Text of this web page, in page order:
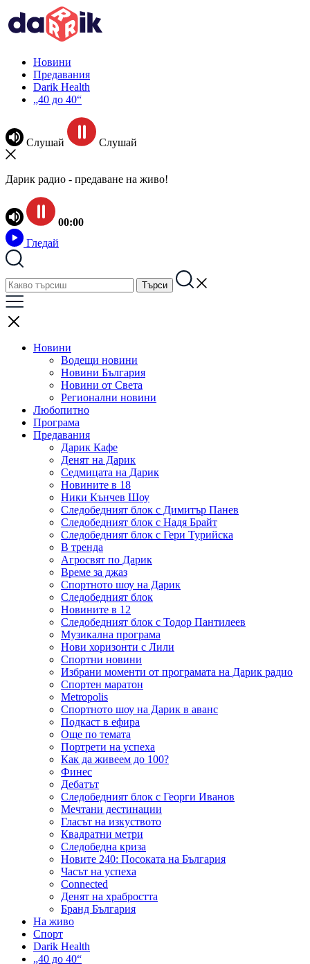
Новини
Предавания
Darik Health
„40 до 40“
Слушай Слушай
Дарик радио - предаване на живо!
00:00
Гледай
Новини
Водещи новини
Новини България
Новини от Света
Регионални новини
Любопитно
Програма
Предавания
Дарик Кафе
Денят на Дарик
Седмицата на Дарик
Новините в 18
Ники Кънчев Шоу
Следобедният блок с Димитър Панев
Следобедният блок с Надя Брайт
Следобедният блок с Гери Турийска
В тренда
Агросвят по Дарик
Време за джаз
Спортното шоу на Дарик
Следобедният блок
Новините в 12
Следобедният блок с Тодор Пантилеев
Музикална програма
Нови хоризонти с Лили
Спортни новини
Избрани моменти от програмата на Дарик радио
Спортен маратон
Metropolis
Спортното шоу на Дарик в аванс
Подкаст в ефира
Още по темата
Портрети на успеха
Как да живеем до 100?
Финес
Дебатът
Следобедният блок с Георги Иванов
Мечтани дестинации
Гласът на изкуството
Квадратни метри
Следобедна криза
Новите 240: Посоката на България
Часът на успеха
Connected
Денят на храбростта
Бранд България
На живо
Спорт
Darik Health
„40 до 40“